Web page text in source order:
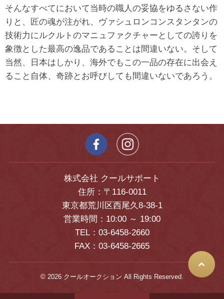
そんなすべてにおいて当時の職人の妥協をゆるさない作
りと、匠の魂が注がれ、ヴァシュロンコンスタンタンの
技術力にルクルトのマニュファクチャーとしての誇りを
象徴とした最高の逸品であることは間違いない。そして
当然、日本はしかり、海外でもこの一品の存在に出会え
ること自体、奇跡とお呼びしても間違いないであろう。
株式会社 クールサポート
住所：〒116-0011
東京都荒川区西尾久8-38-1
営業時間：10:00 ～ 19:00
TEL：03-6458-2660
FAX：03-6458-2665
© 2026 クールオークション All Rights Reserved.